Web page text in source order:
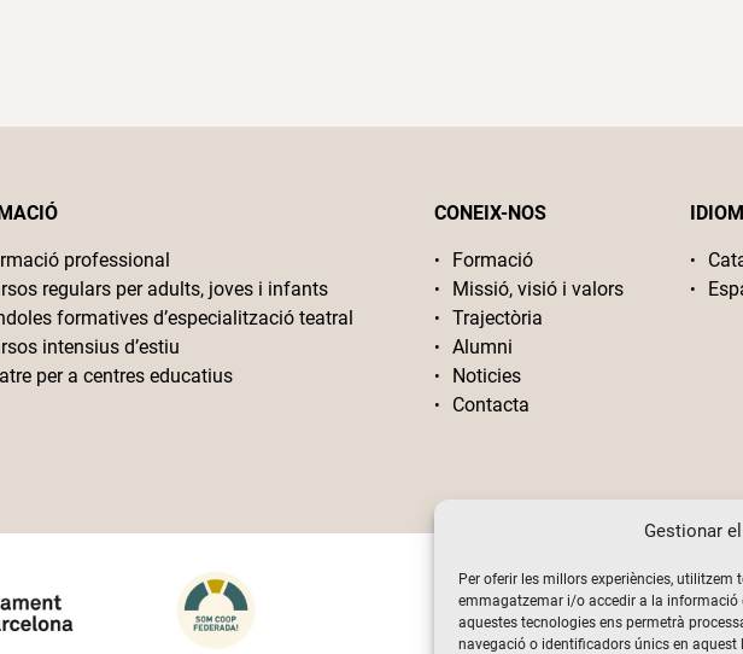
Gestionar
Per oferir les millors experiències, utilitzem
emmagatzemar i/o accedir a la
aquestes tecnologies ens permetrà
navegació o identificadors únics en
professional
regulars per adults, joves i infants
formatives d’especialització teatral
intensius d’estiu
per a centres educatius
CONEIX-NOS
Formació
Missió, visió i valors
Trajectòria
Alumni
Noticies
Contacta